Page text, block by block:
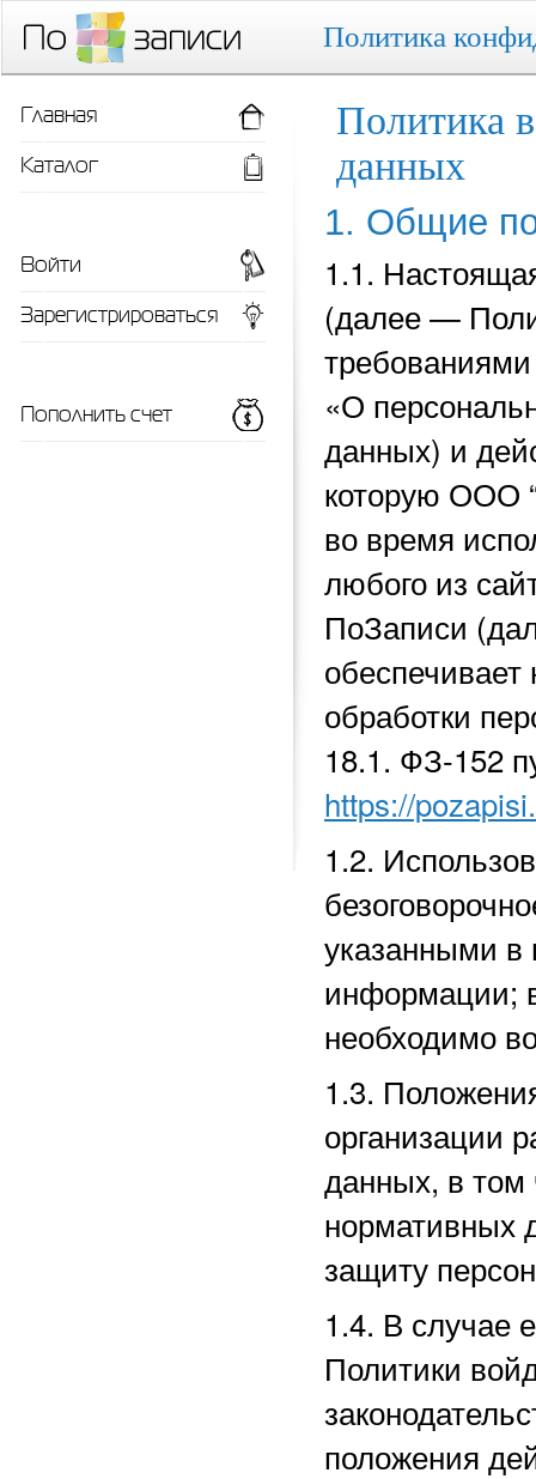
Политика
Политика
данных
1. Общие
1.1.
(далее —
«О
данных) и
которую ООО
во время
любого из
ПоЗаписи
обработки
18.1. ФЗ-152
https://
1.2.
указанными в
информации;
необходимо
1.3.
организации
данных, в том
нормативных
защиту
1.4. В случае
Политики
положения
Главная
Каталог
Войти
Зарегистрироваться
Пополнить счет